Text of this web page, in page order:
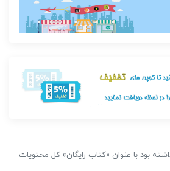
بود با عنوان «کتاب رایگان» کل محتویات